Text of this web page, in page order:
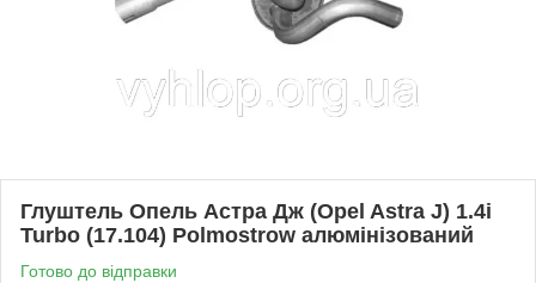
Глуштель Опель Астра Дж (Opel Astra J) 1.4i
Turbo (17.104) Polmostrow алюмінізований
Готово до відправки